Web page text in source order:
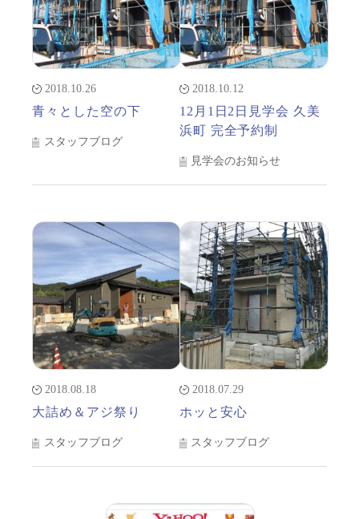
2018.10.26
青々とした空の下
スタッフブログ
2018.10.12
12月1日2日見学会 久美
浜町 完全予約制
見学会のお知らせ
2018.08.18
大詰め＆アジ祭り
スタッフブログ
2018.07.29
ホッと安心
スタッフブログ